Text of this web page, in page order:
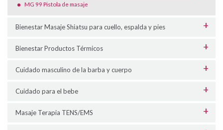
MG 99 Pistola de masaje
Bienestar Masaje Shiatsu para cuello, espalda y pies
Bienestar Productos Térmicos
Cuidado masculino de la barba y cuerpo
Cuidado para el bebe
Masaje Terapia TENS/EMS